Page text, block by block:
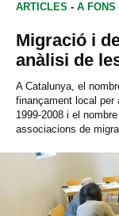
ARTICLES - A FONS
Migració i
anàlisi de
A Catalunya, el
finançament local per
1999-2008 i el
associacions de